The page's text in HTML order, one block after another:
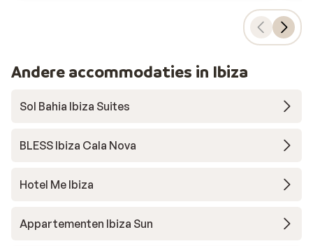
Andere accommodaties in Ibiza
Sol Bahia Ibiza Suites
BLESS Ibiza Cala Nova
Hotel Me Ibiza
Appartementen Ibiza Sun